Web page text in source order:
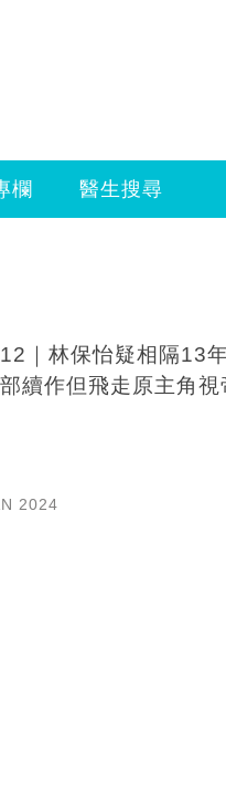
欄 醫生搜尋
｜林保怡疑相隔13年
續作但飛走原主角視
2024